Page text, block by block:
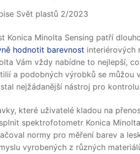
Svět plastů 2/2023
Konica Minolta Sensing patří
hodnotit barevnost interiérových
Vám vždy nabídne to nejlepší,
a podobných výrobků se
nejžádanější nástroj pro
které uživatelé kladou na
spektrofotometr Konica Minolta
normy pro měření barev a
vyrobených z různých